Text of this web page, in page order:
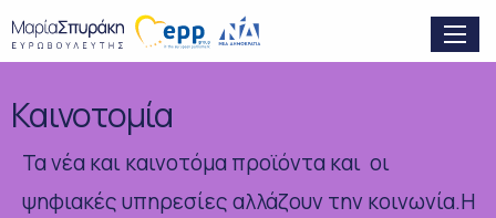
Καινοτομία
Τα νέα και καινοτόμα προϊόντα και οι
ψηφιακές υπηρεσίες αλλάζουν την κοινωνία.Η